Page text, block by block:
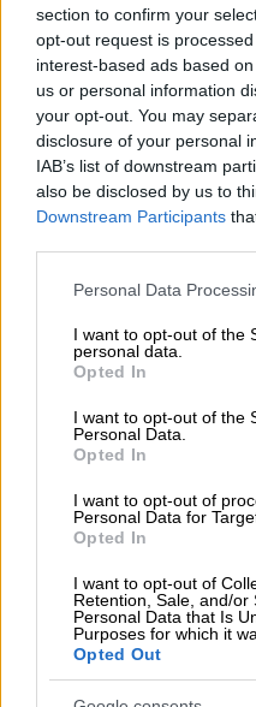
section to confirm your
opt-out request is
interest-based ads based
us or personal information
your opt-out. You may
disclosure of your personal
IAB’s list of downstream
also be disclosed by us to
Downstream Participants
Please note that this
not limited to your visit or
grant or deny consent to
use your data for below
consent section.
Personal Data
I want to opt-out of the
personal data.
Opted In
I want to opt-out of the
Personal Data.
Opted In
I want to opt-out of
Personal Data for
Opted In
I want to opt-out of
Retention, Sale, and/or
Personal Data that Is
Purposes for which it
Opted Out
Ο Εισαγγελέας